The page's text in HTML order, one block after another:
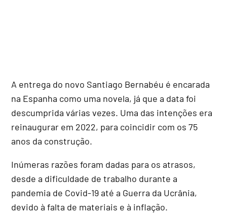
A entrega do novo Santiago Bernabéu é encarada
na Espanha como uma novela, já que a data foi
descumprida várias vezes. Uma das intenções era
reinaugurar em 2022, para coincidir com os 75
anos da construção.
Inúmeras razões foram dadas para os atrasos,
desde a dificuldade de trabalho durante a
pandemia de Covid-19 até a Guerra da Ucrânia,
devido à falta de materiais e à inflação.